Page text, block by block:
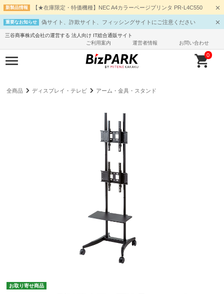
新製品情報 【★在庫限定・特価機種】NEC A4カラーページプリンタ PR-L4C550
重要なお知らせ 偽サイト、詐欺サイト、フィッシングサイトにご注意ください
三谷商事株式会社の運営する 法人向け IT総合通販サイト
ご利用案内
運営者情報 お問い合わせ
0
全商品 ディスプレイ・テレビ アーム・金具・スタンド
お取り寄せ商品